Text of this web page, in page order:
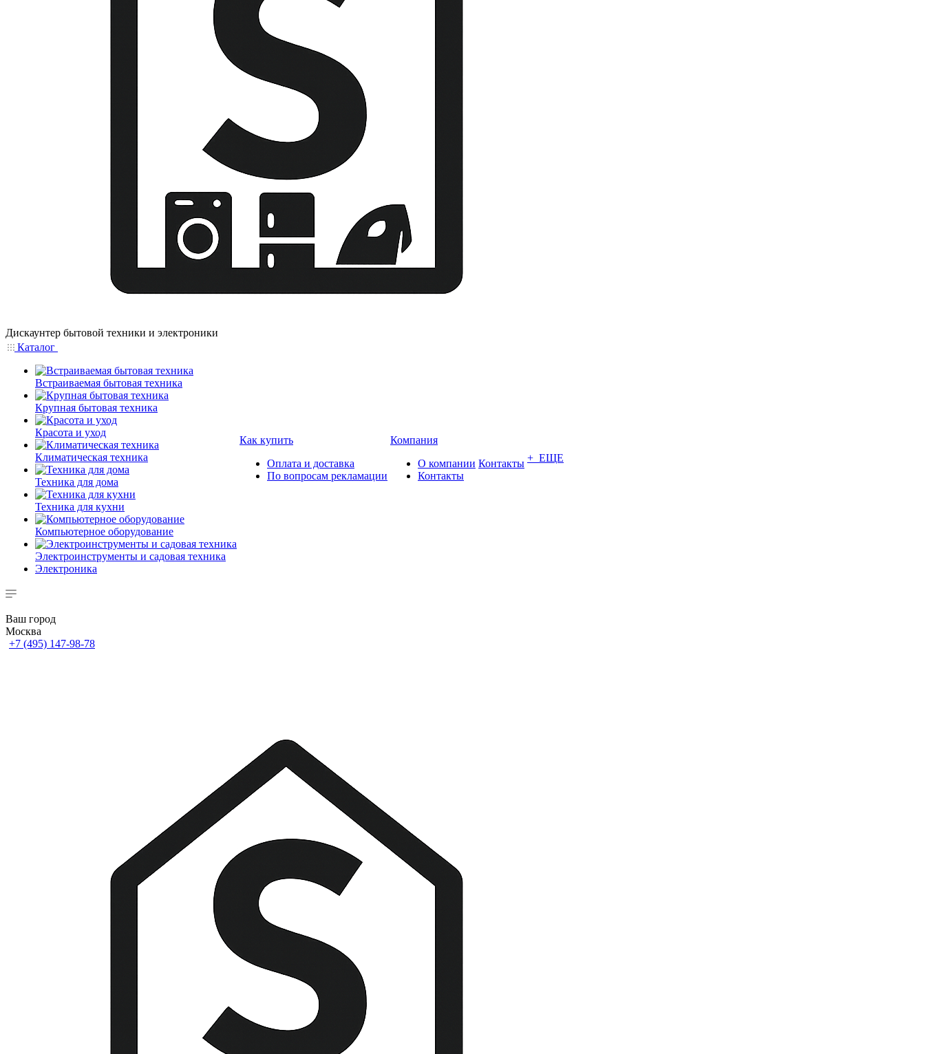
Дискаунтер бытовой техники и электроники
Каталог
Встраиваемая бытовая техника
Крупная бытовая техника
Красота и уход
Климатическая техника
Техника для дома
Техника для кухни
Компьютерное оборудование
Электроинструменты и садовая техника
Электроника
Как купить
Оплата и доставка
По вопросам рекламации
Компания
О компании
Контакты
Контакты + ЕЩЕ
Ваш город
Москва
+7 (495) 147-98-78